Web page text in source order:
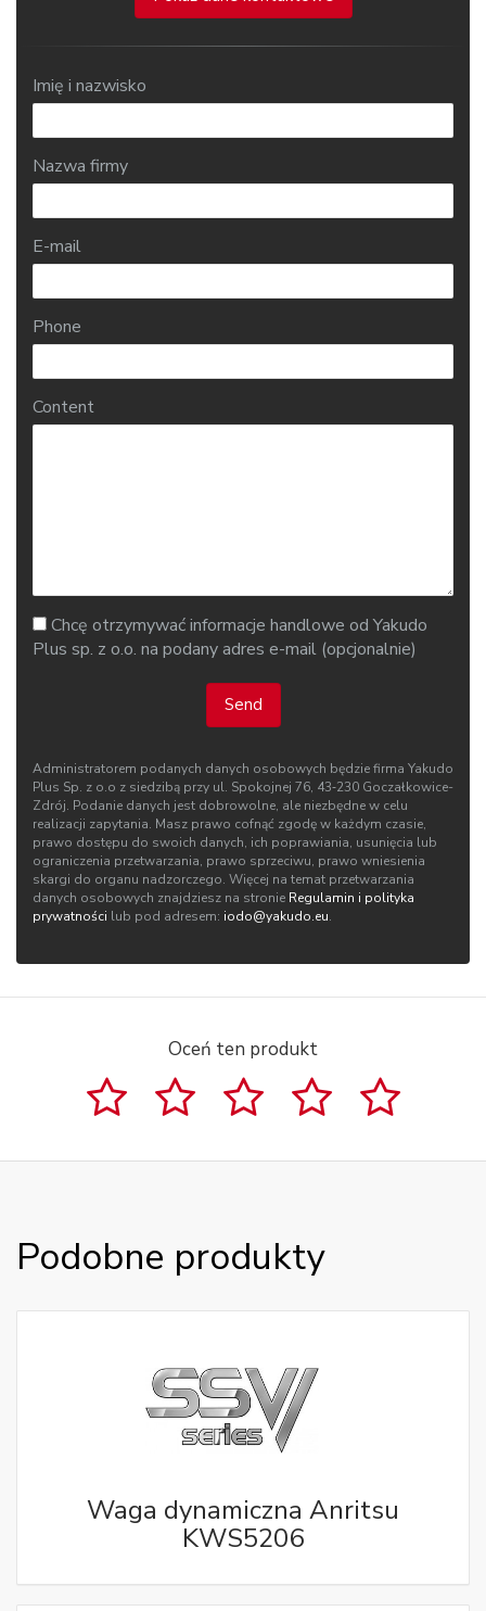
Imię i nazwisko
Nazwa firmy
E-mail
Phone
Content
Chcę otrzymywać informacje handlowe od Yakudo
Plus sp. z o.o. na podany adres e-mail (opcjonalnie)
Send
Administratorem podanych danych osobowych będzie firma Yakudo
Plus Sp. z o.o z siedzibą przy ul. Spokojnej 76, 43‑230 Goczałkowice-
Zdrój. Podanie danych jest dobrowolne, ale niezbędne w celu
realizacji zapytania. Masz prawo cofnąć zgodę w każdym czasie,
prawo dostępu do swoich danych, ich poprawiania, usunięcia lub
ograniczenia przetwarzania, prawo sprzeciwu, prawo wniesienia
skargi do organu nadzorczego. Więcej na temat przetwarzania
danych osobowych znajdziesz na stronie Regulamin i polityka
prywatności lub pod adresem: iodo@yakudo.eu.
Oceń ten produkt
Podobne produkty
Waga dynamiczna Anritsu
KWS5206